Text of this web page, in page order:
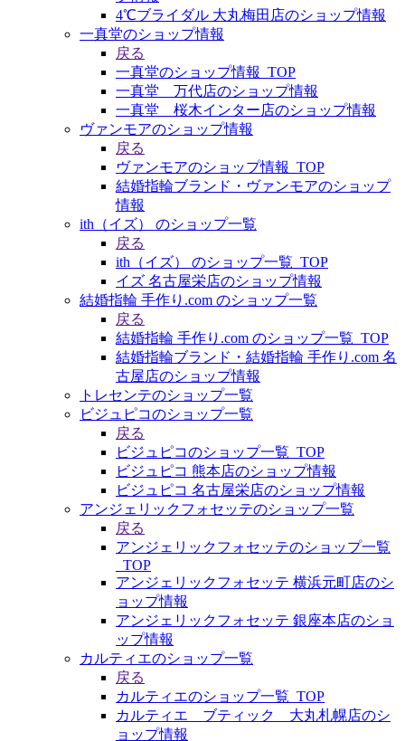
4℃ブライダル 大丸梅田店のショップ情報
一真堂のショップ情報
戻る
一真堂のショップ情報_TOP
一真堂 万代店のショップ情報
一真堂 桜木インター店のショップ情報
ヴァンモアのショップ情報
戻る
ヴァンモアのショップ情報_TOP
結婚指輪ブランド・ヴァンモアのショップ
情報
ith（イズ） のショップ一覧
戻る
ith（イズ） のショップ一覧_TOP
イズ 名古屋栄店のショップ情報
結婚指輪 手作り.com のショップ一覧
戻る
結婚指輪 手作り.com のショップ一覧_TOP
結婚指輪ブランド・結婚指輪 手作り.com 名
古屋店のショップ情報
トレセンテのショップ一覧
ビジュピコのショップ一覧
戻る
ビジュピコのショップ一覧_TOP
ビジュピコ 熊本店のショップ情報
ビジュピコ 名古屋栄店のショップ情報
アンジェリックフォセッテのショップ一覧
戻る
アンジェリックフォセッテのショップ一覧
_TOP
アンジェリックフォセッテ 横浜元町店のシ
ョップ情報
アンジェリックフォセッテ 銀座本店のショ
ップ情報
カルティエのショップ一覧
戻る
カルティエのショップ一覧_TOP
カルティエ ブティック 大丸札幌店のシ
ョップ情報